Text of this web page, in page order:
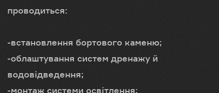
проводиться:
-встановлення бортового каменю;
-облаштування систем дренажу й
водовідведення;
-монтаж системи освітлення;